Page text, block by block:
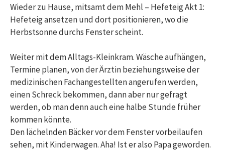
Wieder zu Hause, mitsamt dem Mehl – Hefeteig Akt 1:
Hefeteig ansetzen und dort positionieren, wo die
Herbstsonne durchs Fenster scheint.
Weiter mit dem Alltags-Kleinkram. Wäsche aufhängen,
Termine planen, von der Ärztin beziehungsweise der
medizinischen Fachangestellten angerufen werden,
einen Schreck bekommen, dann aber nur gefragt
werden, ob man denn auch eine halbe Stunde früher
kommen könnte.
Den lächelnden Bäcker vor dem Fenster vorbeilaufen
sehen, mit Kinderwagen. Aha! Ist er also Papa geworden.